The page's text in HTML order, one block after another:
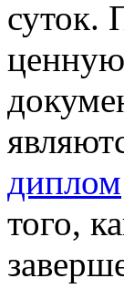
суток.
диплом
того,